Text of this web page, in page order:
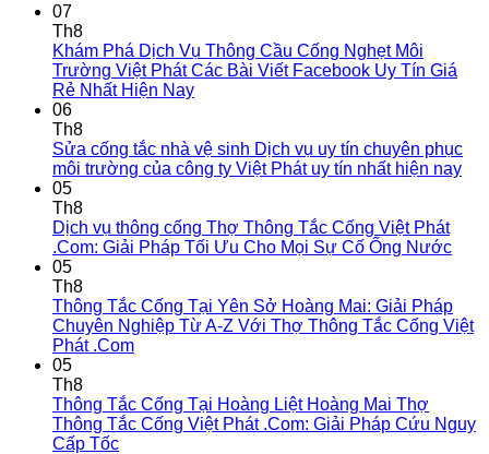
07
Th8
Khám Phá Dịch Vụ Thông Cầu Cống Nghẹt Môi
Trường Việt Phát Các Bài Viết Facebook Uy Tín Giá
Rẻ Nhất Hiện Nay
06
Th8
Sửa cống tắc nhà vệ sinh Dịch vụ uy tín chuyên phục
môi trường của công ty Việt Phát uy tín nhất hiện nay
05
Th8
Dịch vụ thông cống Thợ Thông Tắc Cống Việt Phát
.Com: Giải Pháp Tối Ưu Cho Mọi Sự Cố Ống Nước
05
Th8
Thông Tắc Cống Tại Yên Sở Hoàng Mai: Giải Pháp
Chuyên Nghiệp Từ A-Z Với Thợ Thông Tắc Cống Việt
Phát .Com
05
Th8
Thông Tắc Cống Tại Hoàng Liệt Hoàng Mai Thợ
Thông Tắc Cống Việt Phát .Com: Giải Pháp Cứu Nguy
Cấp Tốc